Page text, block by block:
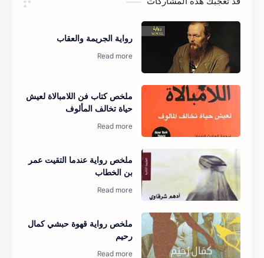
رواية الجريمة والعقاب
ملخص كتاب فن اللامبالاة لعيش
حياة تخالف المألوف
ملخص رواية عندما التقيت عمر
بن الخطاب
ملخص رواية قهوة حبشي كمال
رحيم